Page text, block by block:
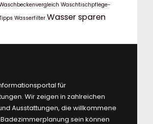
Waschtischpflege-
Wasserfilter Wasser sparen
für
Wir zeigen in zahlreichen
Ausstattungen, die willkommene
sein können